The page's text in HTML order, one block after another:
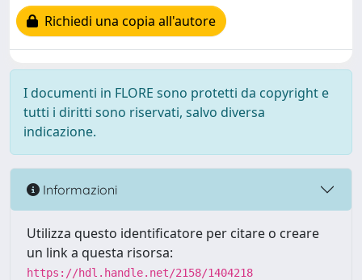
Richiedi una copia all'autore
I documenti in FLORE sono protetti da copyright e
tutti i diritti sono riservati, salvo diversa
indicazione.
Informazioni
Utilizza questo identificatore per citare o creare
un link a questa risorsa:
https://hdl.handle.net/2158/1404218